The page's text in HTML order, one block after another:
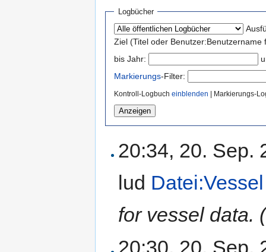
Logbücher
Ziel (Titel oder Benutzer:Benutzername
bis Jahr:
Markierungs-Filter:
Kontroll-Logbuch einblenden | Markierungs-
20:34, 20. Sep.
lud
for vessel data.
20:30, 20. Sep.